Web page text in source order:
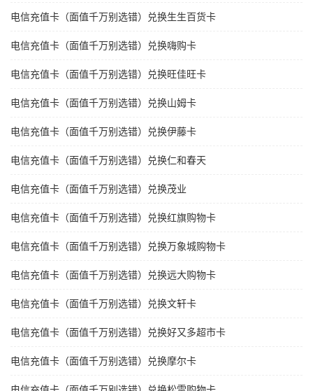
电信充值卡（面值千万别选错）兑换生生百货卡
电信充值卡（面值千万别选错）兑换嗨购卡
电信充值卡（面值千万别选错）兑换旺佳旺卡
电信充值卡（面值千万别选错）兑换山姆卡
电信充值卡（面值千万别选错）兑换伊藤卡
电信充值卡（面值千万别选错）兑换仁和春天
电信充值卡（面值千万别选错）兑换茂业
电信充值卡（面值千万别选错）兑换红旗购物卡
电信充值卡（面值千万别选错）兑换万象城购物卡
电信充值卡（面值千万别选错）兑换远大购物卡
电信充值卡（面值千万别选错）兑换文轩卡
电信充值卡（面值千万别选错）兑换好又多超市卡
电信充值卡（面值千万别选错）兑换摩尔卡